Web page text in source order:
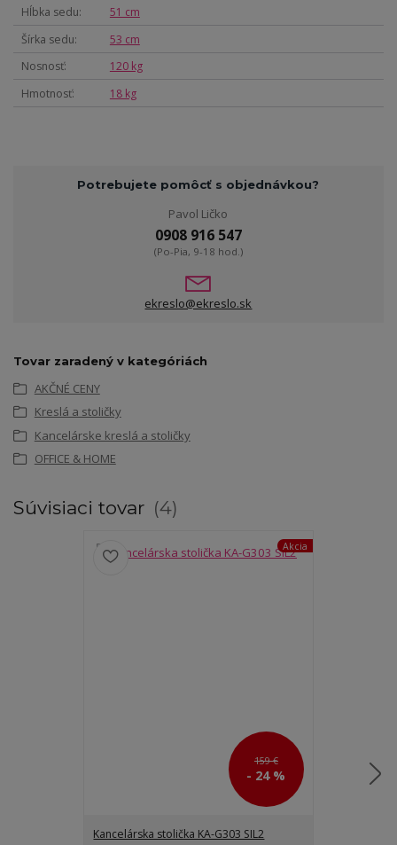
Hĺbka sedu
51 cm
Šírka sedu
53 cm
Nosnosť
120 kg
Hmotnosť
18 kg
Potrebujete pomôcť s objednávkou?
Pavol Ličko
0908 916 547
(Po-Pia, 9-18 hod.)
ekreslo@ekreslo.sk
Tovar zaradený v kategóriách
AKČNÉ CENY
Kreslá a stoličky
Kancelárske kreslá a stoličky
OFFICE & HOME
Súvisiaci tovar 4
Akcia
159 €
- 24 %
Kancelárska stolička KA-G303 SIL2